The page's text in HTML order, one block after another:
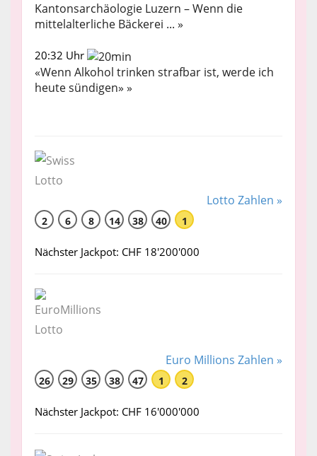
Kantonsarchäologie Luzern – Wenn die
mittelalterliche Bäckerei ... »
20:32 Uhr
«Wenn Alkohol trinken strafbar ist, werde ich
heute sündigen» »
Lotto Zahlen »
2 6 8 14 38 40 1
Nächster Jackpot: CHF 18'200'000
Euro Millions Zahlen »
26 29 35 38 47 1 2
Nächster Jackpot: CHF 16'000'000